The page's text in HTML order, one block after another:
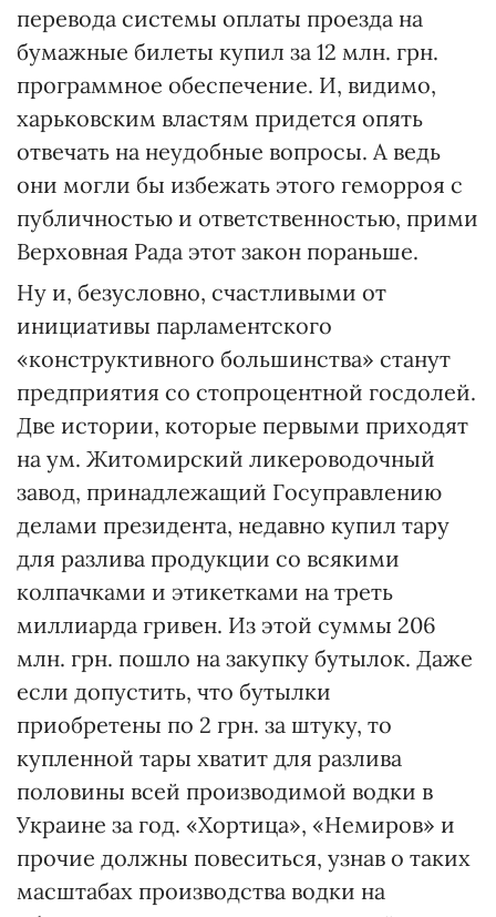
перевода системы оплаты проезда на
бумажные билеты купил за 12 млн. грн.
программное обеспечение. И, видимо,
харьковским властям придется опять
отвечать на неудобные вопросы. А ведь
они могли бы избежать этого геморроя с
публичностью и ответственностью, прими
Верховная Рада этот закон пораньше.
Ну и, безусловно, счастливыми от
инициативы парламентского
«конструктивного большинства» станут
предприятия со стопроцентной госдолей.
Две истории, которые первыми приходят
на ум. Житомирский ликероводочный
завод, принадлежащий Госуправлению
делами президента, недавно купил тару
для разлива продукции со всякими
колпачками и этикетками на треть
миллиарда гривен. Из этой суммы 206
млн. грн. пошло на закупку бутылок. Даже
если допустить, что бутылки
приобретены по 2 грн. за штуку, то
купленной тары хватит для разлива
половины всей производимой водки в
Украине за год. «Хортица», «Немиров» и
прочие должны повеситься, узнав о таких
масштабах производства водки на